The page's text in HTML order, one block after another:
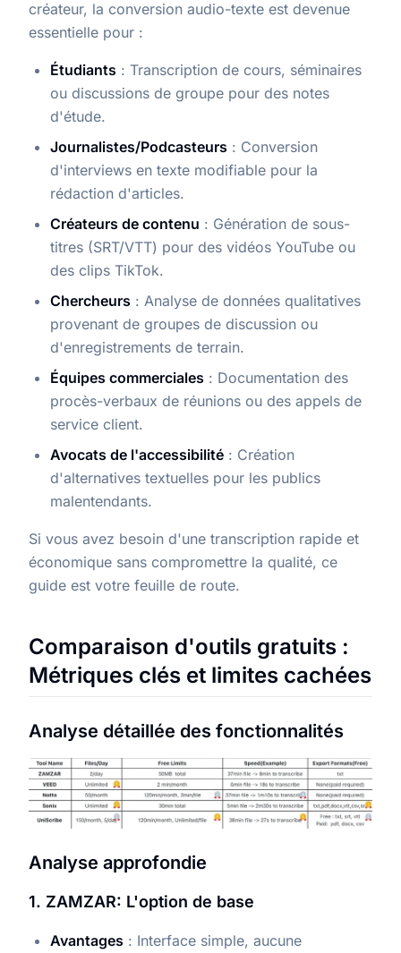
créateur, la conversion audio-texte est devenue
essentielle pour :
Étudiants : Transcription de cours, séminaires
ou discussions de groupe pour des notes
d'étude.
Journalistes/Podcasteurs : Conversion
d'interviews en texte modifiable pour la
rédaction d'articles.
Créateurs de contenu : Génération de sous-
titres (SRT/VTT) pour des vidéos YouTube ou
des clips TikTok.
Chercheurs : Analyse de données qualitatives
provenant de groupes de discussion ou
d'enregistrements de terrain.
Équipes commerciales : Documentation des
procès-verbaux de réunions ou des appels de
service client.
Avocats de l'accessibilité : Création
d'alternatives textuelles pour les publics
malentendants.
Si vous avez besoin d'une transcription rapide et
économique sans compromettre la qualité, ce
guide est votre feuille de route.
Comparaison d'outils gratuits :
Métriques clés et limites cachées
Analyse détaillée des fonctionnalités
Analyse approfondie
1. ZAMZAR: L'option de base
Avantages : Interface simple, aucune